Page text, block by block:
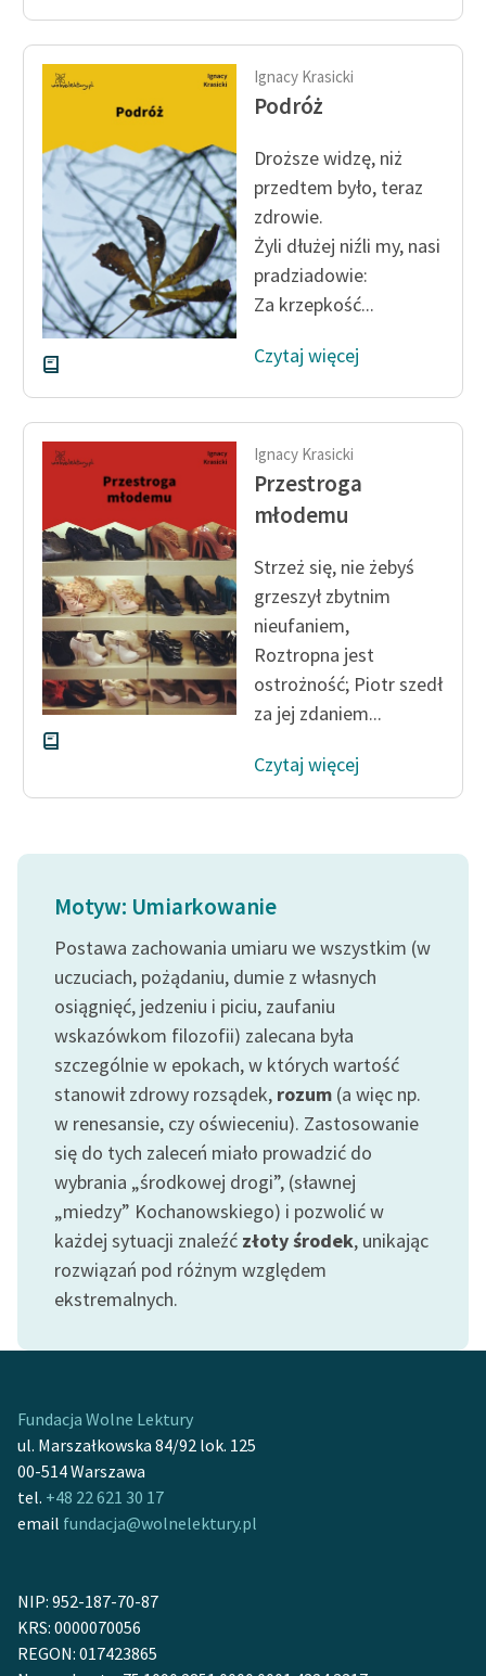
Ignacy Krasicki
Podróż
Droższe widzę, niż
przedtem było, teraz
zdrowie.
Żyli dłużej niźli my, nasi
pradziadowie:
Za krzepkość...
Czytaj więcej
Ignacy Krasicki
Przestroga
młodemu
Strzeż się, nie żebyś
grzeszył zbytnim
nieufaniem,
Roztropna jest
ostrożność; Piotr szedł
za jej zdaniem...
Czytaj więcej
Motyw: Umiarkowanie
Postawa zachowania umiaru we wszystkim (w
uczuciach, pożądaniu, dumie z własnych
osiągnięć, jedzeniu i piciu, zaufaniu
wskazówkom filozofii) zalecana była
szczególnie w epokach, w których wartość
stanowił zdrowy rozsądek, rozum (a więc np.
w renesansie, czy oświeceniu). Zastosowanie
się do tych zaleceń miało prowadzić do
wybrania „środkowej drogi”, (sławnej
„miedzy” Kochanowskiego) i pozwolić w
każdej sytuacji znaleźć złoty środek, unikając
rozwiązań pod różnym względem
ekstremalnych.
Fundacja Wolne Lektury
ul. Marszałkowska 84/92 lok. 125
00-514 Warszawa
tel. +48 22 621 30 17
email fundacja@wolnelektury.pl
NIP: 952-187-70-87
KRS: 0000070056
REGON: 017423865